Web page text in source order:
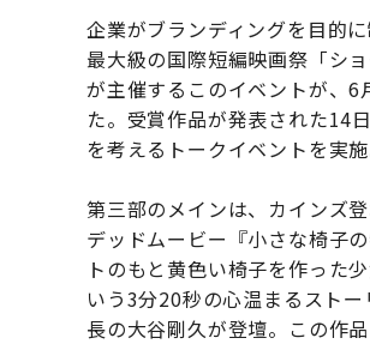
企業がブランディングを目的
最大級の国際短編映画祭「シ
が主催するこのイベントが、
た。受賞作品が発表された14
を考えるトークイベントを実
第三部のメインは、カインズ
デッドムービー『小さな椅子
トのもと黄色い椅子を作った
いう3分20秒の心温まるスト
長の大谷剛久が登壇。この作